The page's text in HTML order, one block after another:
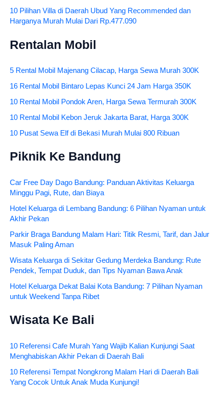
10 Pilihan Villa di Daerah Ubud Yang Recommended dan
Harganya Murah Mulai Dari Rp.477.090
Rentalan Mobil
5 Rental Mobil Majenang Cilacap, Harga Sewa Murah 300K
16 Rental Mobil Bintaro Lepas Kunci 24 Jam Harga 350K
10 Rental Mobil Pondok Aren, Harga Sewa Termurah 300K
10 Rental Mobil Kebon Jeruk Jakarta Barat, Harga 300K
10 Pusat Sewa Elf di Bekasi Murah Mulai 800 Ribuan
Piknik Ke Bandung
Car Free Day Dago Bandung: Panduan Aktivitas Keluarga
Minggu Pagi, Rute, dan Biaya
Hotel Keluarga di Lembang Bandung: 6 Pilihan Nyaman untuk
Akhir Pekan
Parkir Braga Bandung Malam Hari: Titik Resmi, Tarif, dan Jalur
Masuk Paling Aman
Wisata Keluarga di Sekitar Gedung Merdeka Bandung: Rute
Pendek, Tempat Duduk, dan Tips Nyaman Bawa Anak
Hotel Keluarga Dekat Balai Kota Bandung: 7 Pilihan Nyaman
untuk Weekend Tanpa Ribet
Wisata Ke Bali
10 Referensi Cafe Murah Yang Wajib Kalian Kunjungi Saat
Menghabiskan Akhir Pekan di Daerah Bali
10 Referensi Tempat Nongkrong Malam Hari di Daerah Bali
Yang Cocok Untuk Anak Muda Kunjungi!